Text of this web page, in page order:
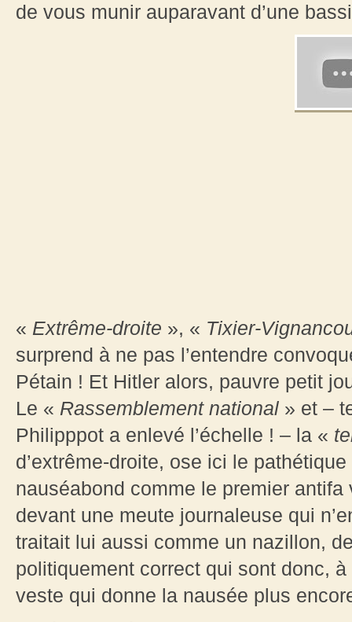
de vous munir auparavant d’une
« Extrême-droite », « Tixier-
surprend à ne pas l’entendre
Pétain ! Et Hitler alors, pauvre petit
Le « Rassemblement national » et –
Philipppot a enlevé l’échelle ! – la «
d’extrême-droite, ose ici le
nauséabond comme le premier
devant une meute journaleuse qui
traitait lui aussi comme un nazillon,
politiquement correct qui sont donc,
veste qui donne la nausée plus